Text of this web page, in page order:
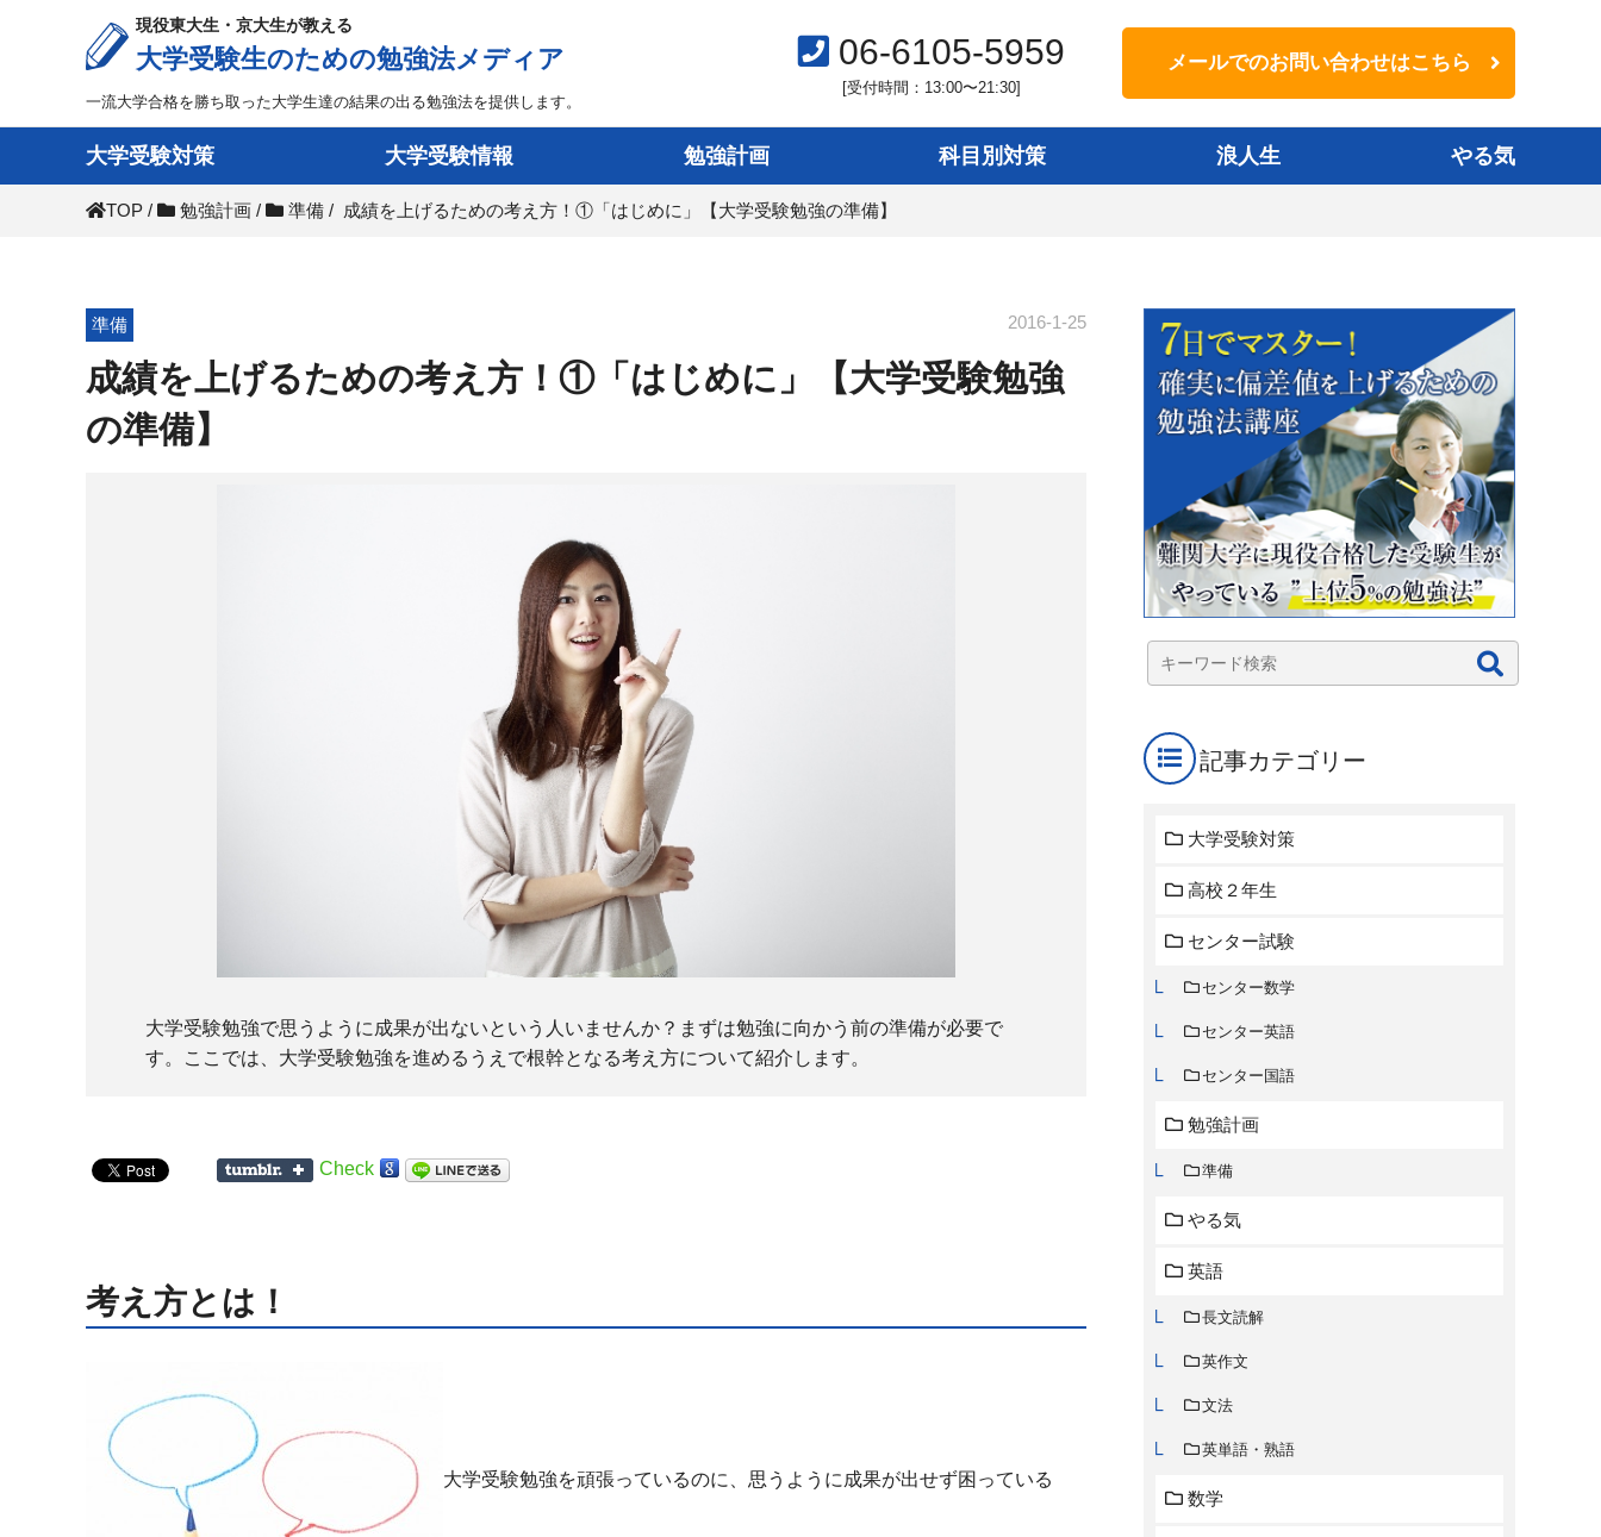
現役東大生・京大生が教える
大学受験生のための勉強法メディア
一流大学合格を勝ち取った大学生達の結果の出る勉強法を提供します。
06-6105-5959
[受付時間：13:00〜21:30]
メールでのお問い合わせはこちら
大学受験対策 大学受験情報 勉強計画 科目別対策 浪人生 やる気
TOP / 勉強計画 / 準備 / 成績を上げるための考え方！①「はじめに」【大学受験勉強の準備】
準備 2016-1-25
成績を上げるための考え方！①「はじめに」【大学受験勉強
の準備】
大学受験勉強で思うように成果が出ないという人いませんか？まずは勉強に向かう前の準備が必要で
す。ここでは、大学受験勉強を進めるうえで根幹となる考え方について紹介します。
Check
考え方とは！
大学受験勉強を頑張っているのに、思うように成果が出せず困っている
記事カテゴリー
大学受験対策
高校２年生
センター試験
センター数学
センター英語
センター国語
勉強計画
準備
やる気
英語
長文読解
英作文
文法
英単語・熟語
数学